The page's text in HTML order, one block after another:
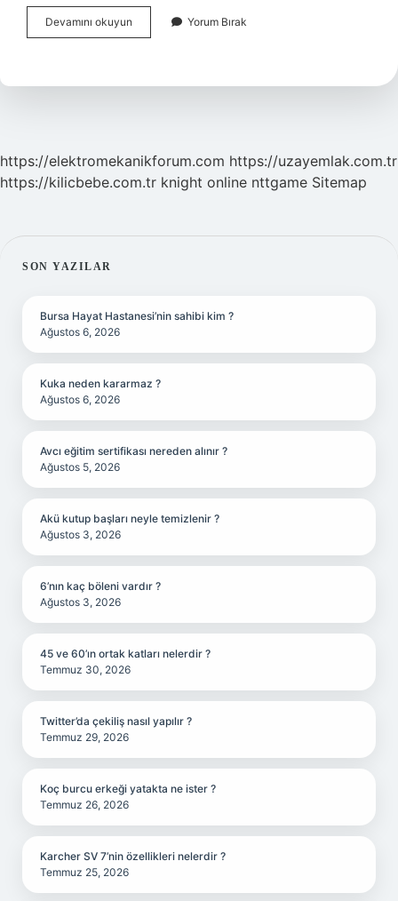
Devamını okuyun Muharrem
Ayı
Sürer
Yorum Bırak
https://elektromekanikforum.com https://uzayemlak.com.tr
https://kilicbebe.com.tr knight online nttgame Sitemap
SIDEBAR
SON YAZILAR
Bursa Hayat Hastanesi’nin sahibi kim ?
Ağustos 6, 2026
Kuka neden kararmaz ?
Ağustos 6, 2026
Avcı eğitim sertifikası nereden alınır ?
Ağustos 5, 2026
Akü kutup başları neyle temizlenir ?
Ağustos 3, 2026
6’nın kaç böleni vardır ?
Ağustos 3, 2026
45 ve 60’ın ortak katları nelerdir ?
Temmuz 30, 2026
Twitter’da çekiliş nasıl yapılır ?
Temmuz 29, 2026
Koç burcu erkeği yatakta ne ister ?
Temmuz 26, 2026
Karcher SV 7’nin özellikleri nelerdir ?
Temmuz 25, 2026